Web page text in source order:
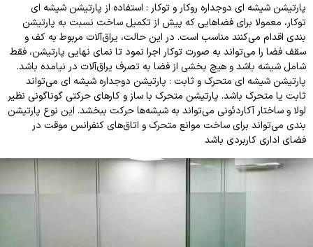
پارتیشن شیشه ای دوجداره روکار و توکار : استفاده از پارتیشن شیشه ای
توکار، معمولا برای فضاهایی که پیش از تکمیل ساخت نسبت به پارتیشن
بندی اقدام می‌کنند مناسب است. در این حالت، یراق‌آلات مربوط به کف و
سقف فضا را می‌تواند به صورت توکار اجرا نمود تا نمای نهایی پارتیشن، فقط
شامل شیشه باشد و هیچ بخشی از فضا به تصرف یراق‌آلات در نیامده باشد.
پارتیشن شیشه ای متحرک و ثابت : پارتیشن دوجداره شیشه ای می‌تواند
ثابت یا متحرک باشد. پارتیشن متحرک با ساز و کارهای حرکتی گوناگونی نظیر
لولا و ساختار آکاردئونی می‌تواند به شیشه‌ها حرکت ببخشد. این نوع پارتیشن
بندی می‌تواند برای ساخت موانع متحرک و اتاق‌های کنفرانس موقت در
فضای اداری کاربردی باشد